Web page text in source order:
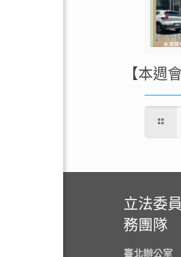
【本週
立法委
務團隊
臺北辦公室